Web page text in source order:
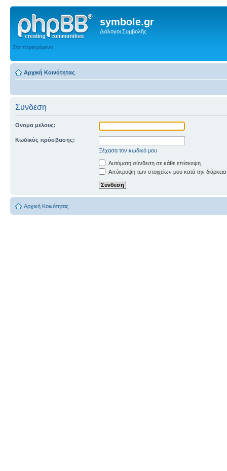
symbole.gr
Διάλογοι Συμβολῆς
Στο περιεχόμενο
Αρχική Κοινότητας
Συνδεση
Ονομα μελους:
Κωδικός πρόσβασης:
Ξέχασα τον κωδικό μου
Αυτόματη σύνδεση σε κάθε επίσκεψη
Απόκρυψη των στοιχείων μου κατά την
Αρχική Κοινότητας